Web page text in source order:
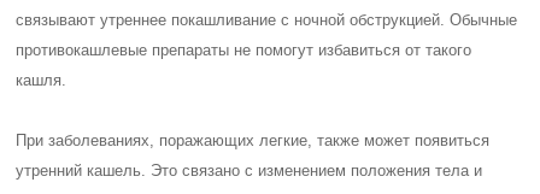
связывают утреннее покашливание с ночной обструкцией. Обычные
противокашлевые препараты не помогут избавиться от такого
кашля.
При заболеваниях, поражающих легкие, также может появиться
утренний кашель. Это связано с изменением положения тела и